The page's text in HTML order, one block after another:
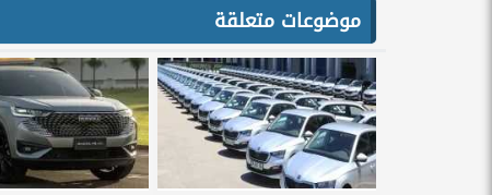
موضوعات متعلقة